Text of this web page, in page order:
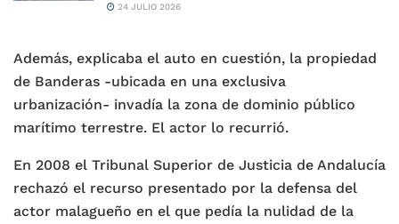
24 JULIO 2026
Además, explicaba el auto en cuestión, la propiedad
de Banderas -ubicada en una exclusiva
urbanización- invadía la zona de dominio público
marítimo terrestre. El actor lo recurrió.
En 2008 el Tribunal Superior de Justicia de Andalucía
rechazó el recurso presentado por la defensa del
actor malagueño en el que pedía la nulidad de la